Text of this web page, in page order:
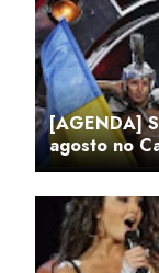
[AGENDA]
agosto no